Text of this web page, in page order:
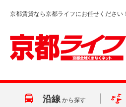
京都賃貸なら京都ライフにお任せくださ
沿線 から探す